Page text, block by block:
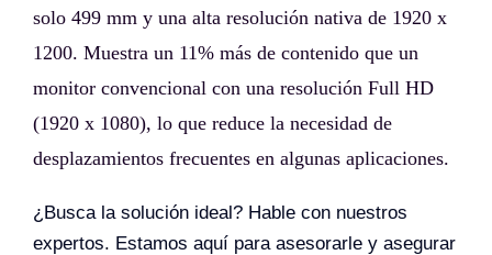
solo 499 mm y una alta resolución nativa de 1920 x
1200. Muestra un 11% más de contenido que un
monitor convencional con una resolución Full HD
(1920 x 1080), lo que reduce la necesidad de
desplazamientos frecuentes en algunas aplicaciones.
¿Busca la solución ideal? Hable con nuestros
expertos. Estamos aquí para asesorarle y asegurar